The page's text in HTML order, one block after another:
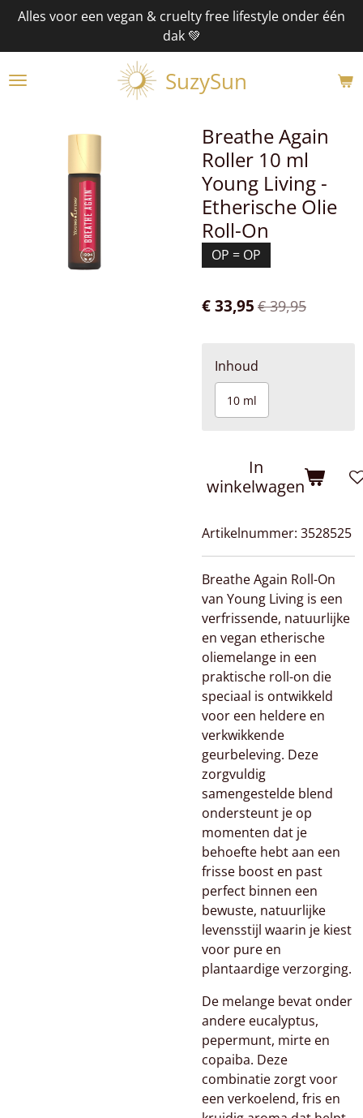
Ga
naar
de
SuzySun
Alles voor een vegan & cruelty free lifestyle onder één
dak 💚
Breathe Again
Roller 10 ml
Young Living -
Etherische Olie
Roll-On
OP = OP
€ 33,95 € 39,95
Inhoud
10 ml
In
winkelwagen
Artikelnummer: 3528525
Breathe Again Roll-On
van Young Living is een
verfrissende, natuurlijke
en vegan etherische
oliemelange in een
praktische roll-on die
speciaal is ontwikkeld
voor een heldere en
verkwikkende
geurbeleving. Deze
zorgvuldig
samengestelde blend
ondersteunt je op
momenten dat je
behoefte hebt aan een
frisse boost en past
perfect binnen een
bewuste, natuurlijke
levensstijl waarin je kiest
voor pure en
plantaardige verzorging.
De melange bevat onder
andere eucalyptus,
pepermunt, mirte en
copaiba. Deze
combinatie zorgt voor
een verkoelend, fris en